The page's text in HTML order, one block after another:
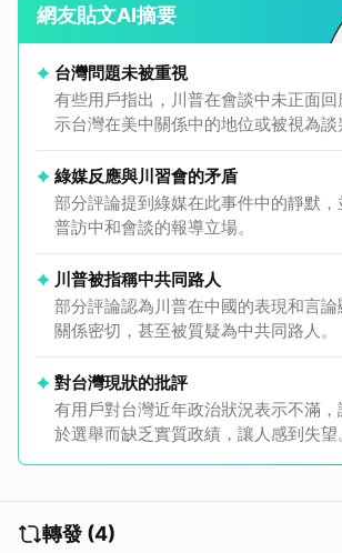
網友貼文AI摘要
台灣問題未被重視
有些用戶指出，川普在會談中未正面
示台灣在美中關係中的地位或被視為談
綠媒反應與川習會的矛盾
部分評論提到綠媒在此事件中的靜默，
普訪中和會談的報導立場。
川普被指稱中共同路人
部分評論認為川普在中國的表現和言
關係密切，甚至被質疑為中共同路人。
對台灣現狀的批評
有用戶對台灣近年政治狀況表示不滿
於選舉而缺乏實質政績，讓人感到失望
轉發 (4)